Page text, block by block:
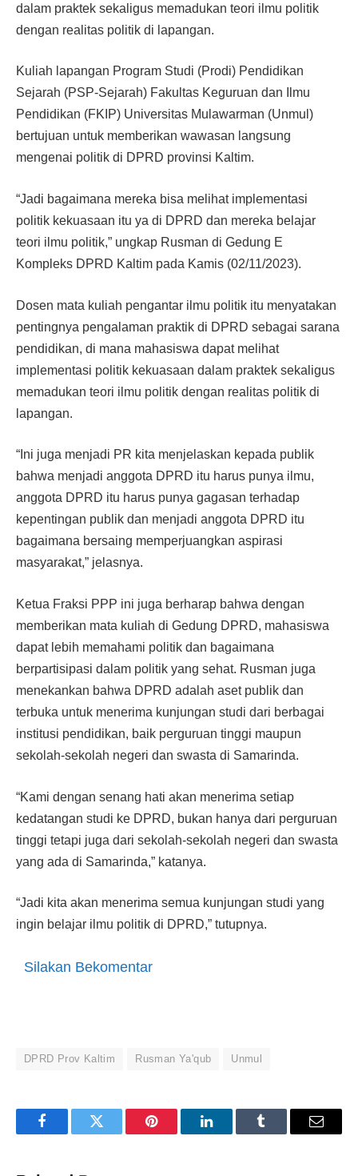
dalam praktek sekaligus memadukan teori ilmu politik
dengan realitas politik di lapangan.
Kuliah lapangan Program Studi (Prodi) Pendidikan
Sejarah (PSP-Sejarah) Fakultas Keguruan dan Ilmu
Pendidikan (FKIP) Universitas Mulawarman (Unmul)
bertujuan untuk memberikan wawasan langsung
mengenai politik di DPRD provinsi Kaltim.
“Jadi bagaimana mereka bisa melihat implementasi
politik kekuasaan itu ya di DPRD dan mereka belajar
teori ilmu politik,” ungkap Rusman di Gedung E
Kompleks DPRD Kaltim pada Kamis (02/11/2023).
Dosen mata kuliah pengantar ilmu politik itu menyatakan
pentingnya pengalaman praktik di DPRD sebagai sarana
pendidikan, di mana mahasiswa dapat melihat
implementasi politik kekuasaan dalam praktek sekaligus
memadukan teori ilmu politik dengan realitas politik di
lapangan.
“Ini juga menjadi PR kita menjelaskan kepada publik
bahwa menjadi anggota DPRD itu harus punya ilmu,
anggota DPRD itu harus punya gagasan terhadap
kepentingan publik dan menjadi anggota DPRD itu
bagaimana bersaing memperjuangkan aspirasi
masyarakat,” jelasnya.
Ketua Fraksi PPP ini juga berharap bahwa dengan
memberikan mata kuliah di Gedung DPRD, mahasiswa
dapat lebih memahami politik dan bagaimana
berpartisipasi dalam politik yang sehat. Rusman juga
menekankan bahwa DPRD adalah aset publik dan
terbuka untuk menerima kunjungan studi dari berbagai
institusi pendidikan, baik perguruan tinggi maupun
sekolah-sekolah negeri dan swasta di Samarinda.
“Kami dengan senang hati akan menerima setiap
kedatangan studi ke DPRD, bukan hanya dari perguruan
tinggi tetapi juga dari sekolah-sekolah negeri dan swasta
yang ada di Samarinda,” katanya.
“Jadi kita akan menerima semua kunjungan studi yang
ingin belajar ilmu politik di DPRD,” tutupnya.
Silakan Bekomentar
DPRD Prov Kaltim Rusman Ya'qub Unmul
FacebookTwitter Pinterest LinkedInTumblr Email